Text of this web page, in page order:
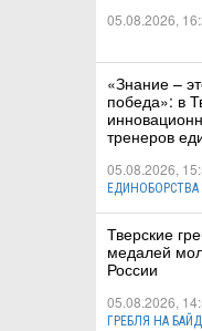
05.08.2026,
«Знание –
победа»: в
тренеров
05.08.2026,
ЕДИНОБОРСТВА
Тверские
медалей
России
05.08.2026,
ГРЕБЛЯ НА